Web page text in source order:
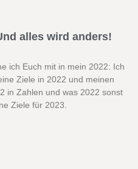
alles wird anders!
ich Euch mit in mein 2022: Ich
Ziele in 2022 und meinen
in Zahlen und was 2022 sonst
Ziele für 2023.